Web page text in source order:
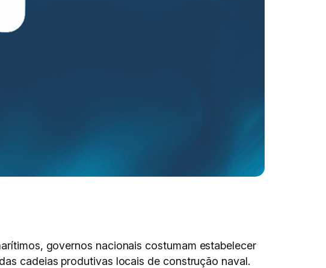
governos nacionais costumam estabelecer
cadeias produtivas locais de construção naval.